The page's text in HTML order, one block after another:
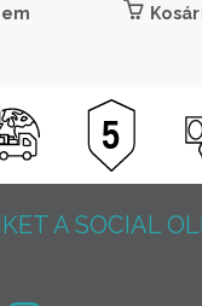
A SOCIAL